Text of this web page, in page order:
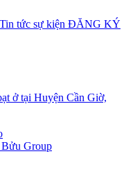
Tin tức sự kiện ĐĂNG KÝ
ở tại Huyện Cần Giờ,